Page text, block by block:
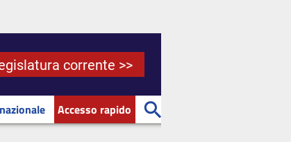
corrente >>
Accesso rapido